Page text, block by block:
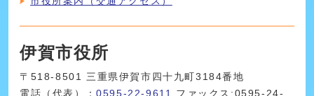
伊賀市役所
〒518-8501 三重県伊賀市四十九町3184番地
電話（代表）：0595-22-9611 ファックス:0595-24-